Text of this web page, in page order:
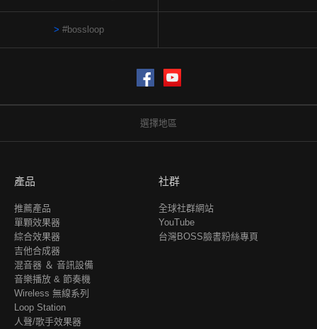
#bossloop
Facebook
選擇地區
產品
推薦產品
單顆效果器
綜合效果器
吉他合成器
混音器 ＆ 音訊設備
音樂播放 & 節奏機
Wireless 無線系列
Loop Station
人聲/歌手效果器
社群
全球社群網站
YouTube
台灣BOSS臉書粉絲專頁